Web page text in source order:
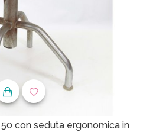
con seduta ergonomica in